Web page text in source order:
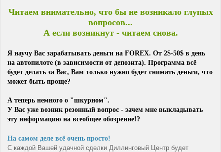
Читаем внимательно, что бы не возникало глупых
вопросов...
А если возникнут - читаем снова.
Я научу Вас зарабатывать деньги на FOREX. От 2$-50$ в день
на автопилоте (в зависимости от депозита). Программа всё
будет делать за Вас, Вам только нужно будет снимать деньги, что
может быть проще?
А теперь немного о "шкурном".
У Вас уже возник резонный вопрос - зачем мне выкладывать
эту информацию на всеобщее обозрение!?
На самом деле всё очень просто!
С каждой Вашей удачной сделки Диллинговый Центр будет